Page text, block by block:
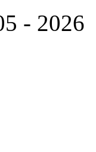
- 2026